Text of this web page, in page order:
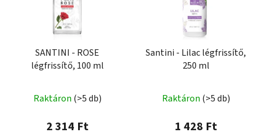
SANTINI - ROSE
légfrissítő, 100 ml
Raktáron (>5 db)
2 314 Ft
Santini - Lilac légfrissítő,
250 ml
Raktáron (>5 db)
1 428 Ft